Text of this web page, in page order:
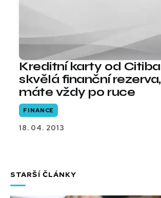
Kreditní karty od
skvělá finanční
máte vždy po ruce
FINANCE
18. 04. 2013
STARŠÍ ČLÁNKY